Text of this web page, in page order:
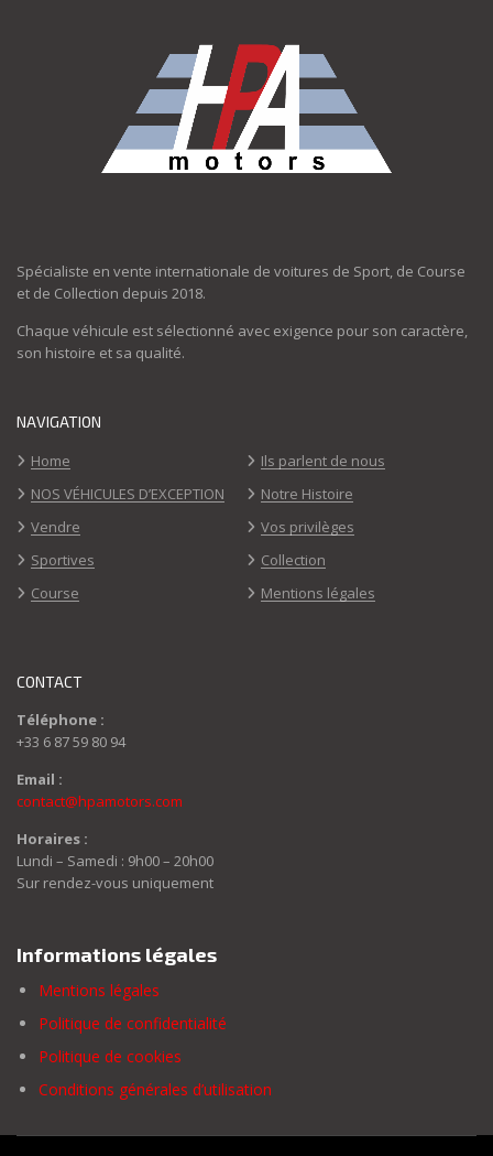
Spécialiste en vente internationale de voitures de Sport, de Course
et de Collection depuis 2018.
Chaque véhicule est sélectionné avec exigence pour son caractère,
son histoire et sa qualité.
NAVIGATION
Home
Ils parlent de nous
NOS VÉHICULES D’EXCEPTION
Notre Histoire
Vendre
Vos privilèges
Sportives
Collection
Course
Mentions légales
CONTACT
Téléphone :
+33 6 87 59 80 94
Email :
contact@hpamotors.com
Horaires :
Lundi – Samedi : 9h00 – 20h00
Sur rendez-vous uniquement
Informations légales
Mentions légales
Politique de confidentialité
Politique de cookies
Conditions générales d’utilisation